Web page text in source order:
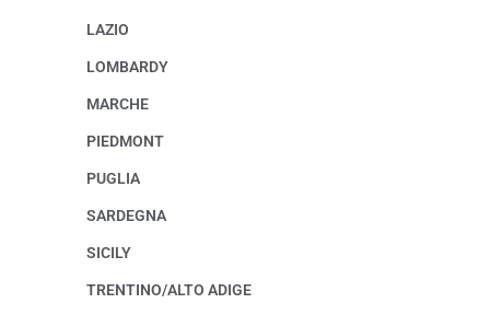
LAZIO
LOMBARDY
MARCHE
PIEDMONT
PUGLIA
SARDEGNA
SICILY
TRENTINO/ALTO ADIGE